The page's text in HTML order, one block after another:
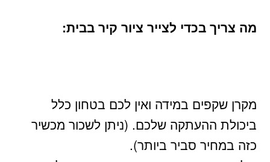
מה צריך בכדי לצייר ציור קיר בבית:
מקרן שקפים במידה ואין לכם בטחון כלל
ביכולת ההעתקה שלכם. (ניתן לשכור מכשיר
כזה במחיר סביר ביותר).